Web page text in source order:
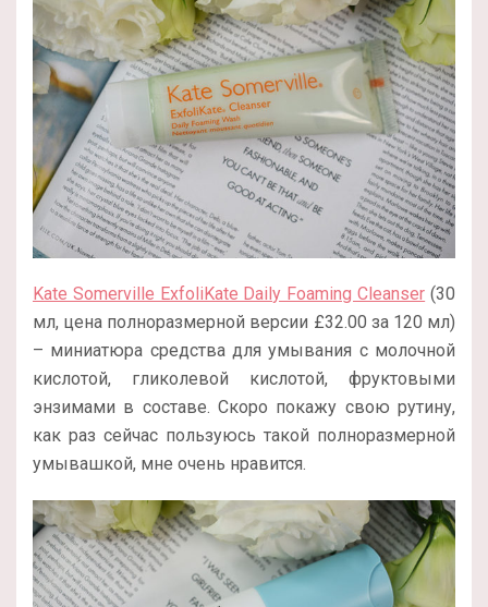
Kate Somerville ExfoliKate Daily Foaming Cleanser (30
мл, цена полноразмерной версии £32.00 за 120 мл)
– миниатюра средства для умывания с молочной
кислотой, гликолевой кислотой, фруктовыми
энзимами в составе. Скоро покажу свою рутину,
как раз сейчас пользуюсь такой полноразмерной
умывашкой, мне очень нравится.